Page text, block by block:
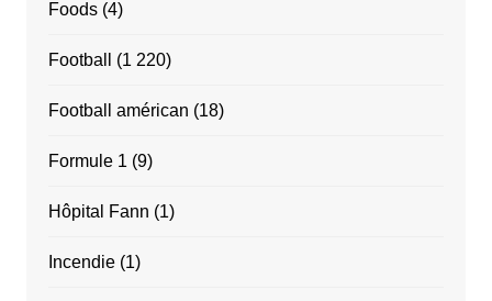
Foods(4)
Football (1 220)
Football américan (18)
Formule 1 (9)
Hôpital Fann (1)
Incendie(1)